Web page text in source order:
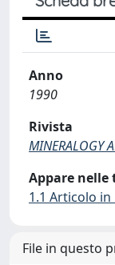
Anno
1990
Rivista
MINERALOGY
Appare nelle
1.1 Articolo in
File in questo